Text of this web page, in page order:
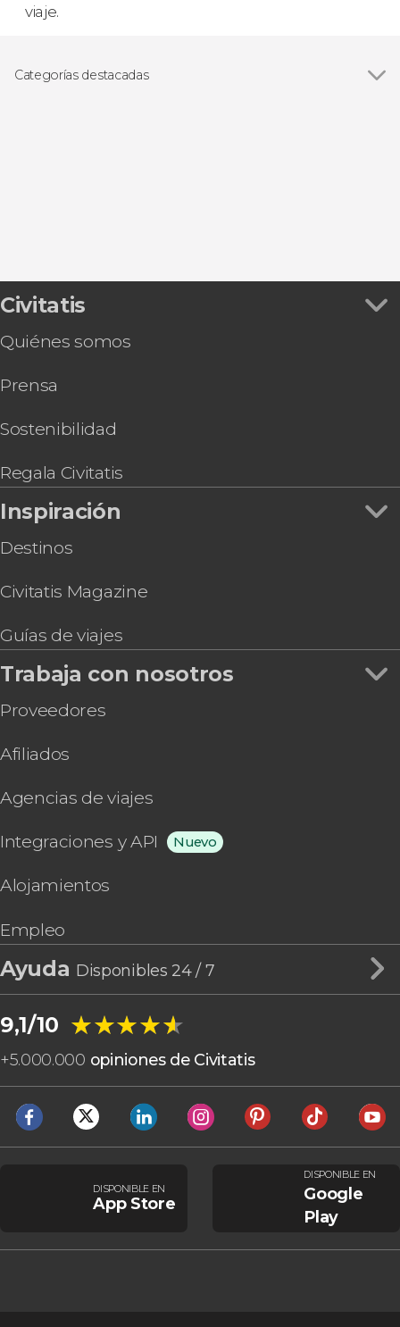
viaje.
Categorías destacadas
Civitatis
Quiénes somos
Prensa
Sostenibilidad
Regala Civitatis
Inspiración
Destinos
Civitatis Magazine
Guías de viajes
Trabaja con nosotros
Proveedores
Afiliados
Agencias de viajes
Integraciones y API Nuevo
Alojamientos
Empleo
Ayuda Disponibles 24 / 7
9,1/10 ★★★★★
★★★★★
+5.000.000 opiniones de Civitatis
DISPONIBLE EN
App Store
DISPONIBLE EN
Google
Play